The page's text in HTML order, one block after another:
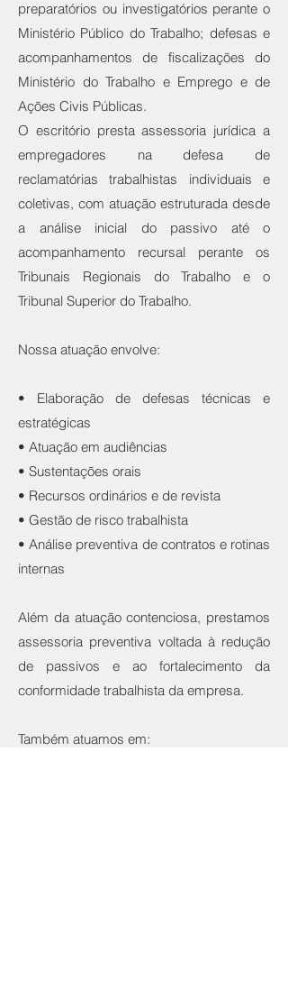
preparatórios ou investigatórios perante o
Ministério Público do Trabalho; defesas e
acompanhamentos de fiscalizações do
Ministério do Trabalho e Emprego e de
Ações Civis Públicas.
O escritório presta assessoria jurídica a
empregadores na defesa de
reclamatórias trabalhistas individuais e
coletivas, com atuação estruturada desde
a análise inicial do passivo até o
acompanhamento recursal perante os
Tribunais Regionais do Trabalho e o
Tribunal Superior do Trabalho.
Nossa atuação envolve:
• Elaboração de defesas técnicas e
estratégicas
• Atuação em audiências
• Sustentações orais
• Recursos ordinários e de revista
• Gestão de risco trabalhista
• Análise preventiva de contratos e rotinas
internas
Além da atuação contenciosa, prestamos
assessoria preventiva voltada à redução
de passivos e ao fortalecimento da
conformidade trabalhista da empresa.
Também atuamos em: